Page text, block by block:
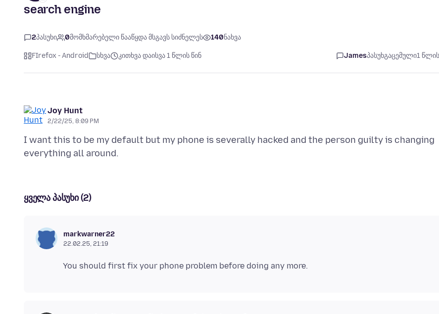
search engine
2პასუხი 0მომხმარებელი წააწყდა მსგავს სიძნელეს 140ნახვა
FIrefox - Android სხვა კითხვა დაისვა 1 წლის წინ Jamesპასუხგაცემული1
Joy Hunt
2/22/25, 8:09 PM
I want this to be my default but my phone is severally hacked and the person guilty is changing
ყველა პასუხი (2)
markwarner22
22.02.25, 21:19